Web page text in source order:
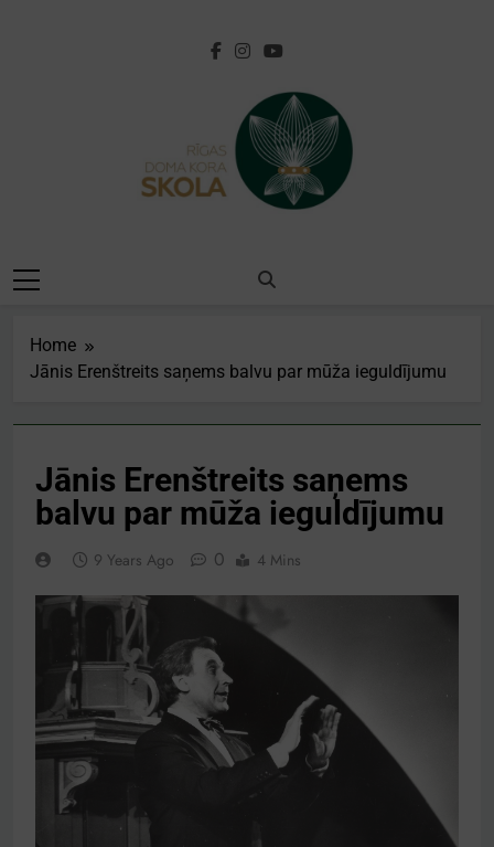
Kora
Cathedral Choir
School[:]
Home
Jānis Erenštreits saņems balvu par mūža ieguldījumu
Jānis Erenštreits saņems
balvu par mūža ieguldījumu
9 Years Ago 0 4 Mins